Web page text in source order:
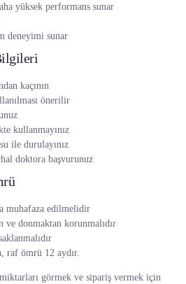
yüksek performans sunar
deneyimi sunar
kaçının
önerilir
kullanmayınız
ile durulayınız
doktora başvurunuz
muhafaza edilmelidir
ve donmaktan korunmalıdır
raf ömrü 12 aydır.
görmek ve sipariş vermek için